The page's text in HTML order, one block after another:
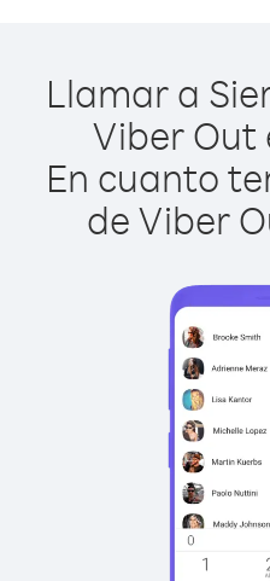
Llamar a
Viber Out
En cuanto
de Viber